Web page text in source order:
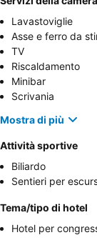
Lavastoviglie
Asse e ferro da
TV
Riscaldamento
Minibar
Scrivania
Mostra di più
Attività sportive
Biliardo
Sentieri per
Tema/tipo di hotel
Hotel per